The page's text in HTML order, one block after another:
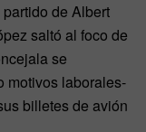
de Albert
saltó al foco de
se
motivos laborales-
billetes de avión